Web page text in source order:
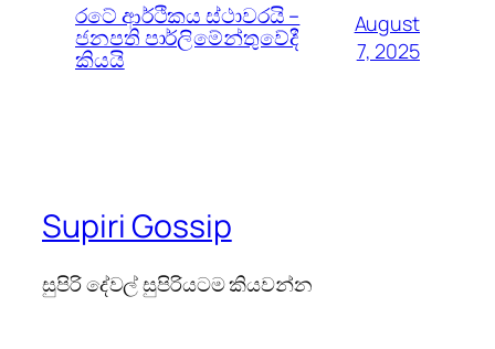
රටේ ආර්ථිකය ස්ථාවරයි –
ජනපති පාර්ලිමේන්තුවේදී
කියයි
August
7, 2025
Supiri Gossip
සුපිරි දේවල් සුපිරියටම කියවන්න